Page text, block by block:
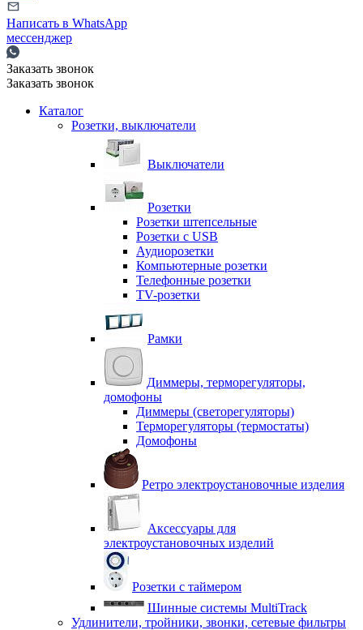
Написать в WhatsApp
мессенджер
Заказать звонок
Заказать звонок
Каталог
Розетки, выключатели
Выключатели
Розетки
Розетки штепсельные
Розетки с USB
Аудиорозетки
Компьютерные розетки
Телефонные розетки
TV-розетки
Рамки
Диммеры, терморегуляторы,
домофоны
Диммеры (светорегуляторы)
Терморегуляторы (термостаты)
Домофоны
Ретро электроустановочные изделия
Аксессуары для
электроустановочных изделий
Розетки с таймером
Шинные системы MultiTrack
Удлинители, тройники, звонки, сетевые фильтры